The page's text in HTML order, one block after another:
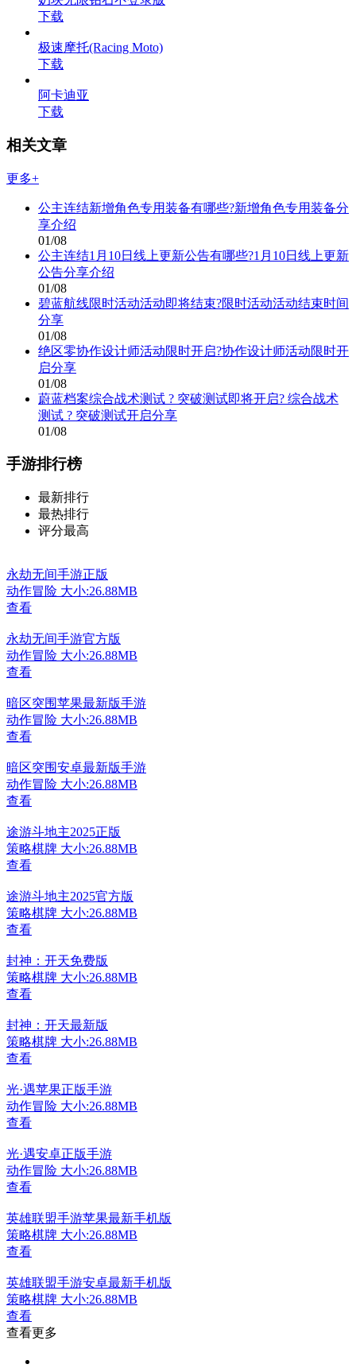
下载
极速摩托(Racing Moto)
下载
阿卡迪亚
下载
相关文章
更多+
公主连结新增角色专用装备有哪些?新增角色专用装备分
享介绍
01/08
公主连结1月10日线上更新公告有哪些?1月10日线上更新
公告分享介绍
01/08
碧蓝航线限时活动活动即将结束?限时活动活动结束时间
分享
01/08
绝区零协作设计师活动限时开启?协作设计师活动限时开
启分享
01/08
蔚蓝档案综合战术测试 ? 突破测试即将开启? 综合战术
测试 ? 突破测试开启分享
01/08
手游排行榜
最新排行
最热排行
评分最高
永劫无间手游正版
动作冒险 大小:26.88MB
查看
永劫无间手游官方版
动作冒险 大小:26.88MB
查看
暗区突围苹果最新版手游
动作冒险 大小:26.88MB
查看
暗区突围安卓最新版手游
动作冒险 大小:26.88MB
查看
途游斗地主2025正版
策略棋牌 大小:26.88MB
查看
途游斗地主2025官方版
策略棋牌 大小:26.88MB
查看
封神：开天免费版
策略棋牌 大小:26.88MB
查看
封神：开天最新版
策略棋牌 大小:26.88MB
查看
光·遇苹果正版手游
动作冒险 大小:26.88MB
查看
光·遇安卓正版手游
动作冒险 大小:26.88MB
查看
英雄联盟手游苹果最新手机版
策略棋牌 大小:26.88MB
查看
英雄联盟手游安卓最新手机版
策略棋牌 大小:26.88MB
查看
查看更多